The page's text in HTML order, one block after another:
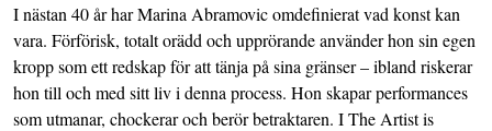
I nästan 40 år har Marina Abramovic omdefinierat vad konst kan
vara. Förförisk, totalt orädd och upprörande använder hon sin egen
kropp som ett redskap för att tänja på sina gränser – ibland riskerar
hon till och med sitt liv i denna process. Hon skapar performances
som utmanar, chockerar och berör betraktaren. I The Artist is